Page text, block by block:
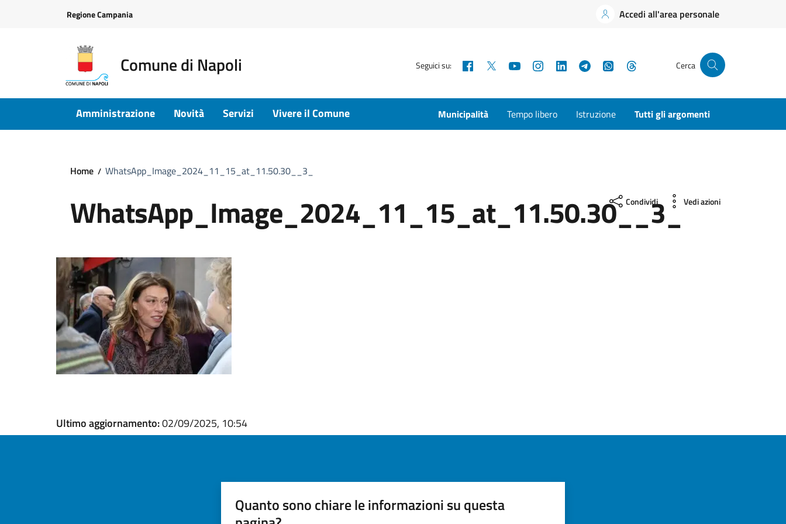
Regione Campania Accedi all'area personale
Comune di Napoli Seguici su: Facebook YouTubeInstagramLinkedInTelegramWhatsApp Cerca
Amministrazione Novità Servizi Vivere il Comune Municipalità Tempo libero Istruzione Tutti gli argomenti
Home WhatsApp_Image_2024_11_15_at_11.50.30__3_
WhatsApp_Image_2024_11_15_at_11.50.30__3_
Condividi Vedi azioni
Ultimo aggiornamento:02/09/2025, 10:54
Quanto sono chiare le informazioni su questa